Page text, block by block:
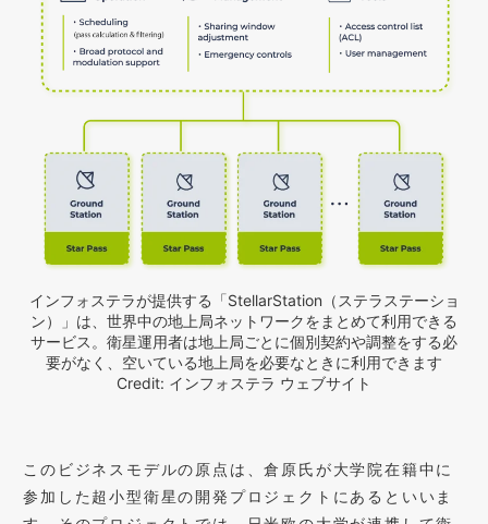
インフォステラが提供する「StellarStation（ステラステーショ
ン）」は、世界中の地上局ネットワークをまとめて利用できる
サービス。衛星運用者は地上局ごとに個別契約や調整をする必
要がなく、空いている地上局を必要なときに利用できます
Credit: インフォステラ ウェブサイト
このビジネスモデルの原点は、倉原氏が大学院在籍中に
参加した超小型衛星の開発プロジェクトにあるといいま